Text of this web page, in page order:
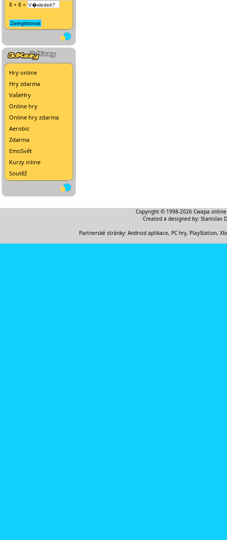
8 + 8 =
Hry online
Hry zdarma
VašeHry
Online hry
Online hry zdarma
Aerobic
Zdarma
EmoSvět
Kurzy inline
Soutěž
Copyright © 1998-2026 Cwapa
Created a designed by: Stanislav
Partnerské stránky: Android aplikace, PC hry, PlayStation,